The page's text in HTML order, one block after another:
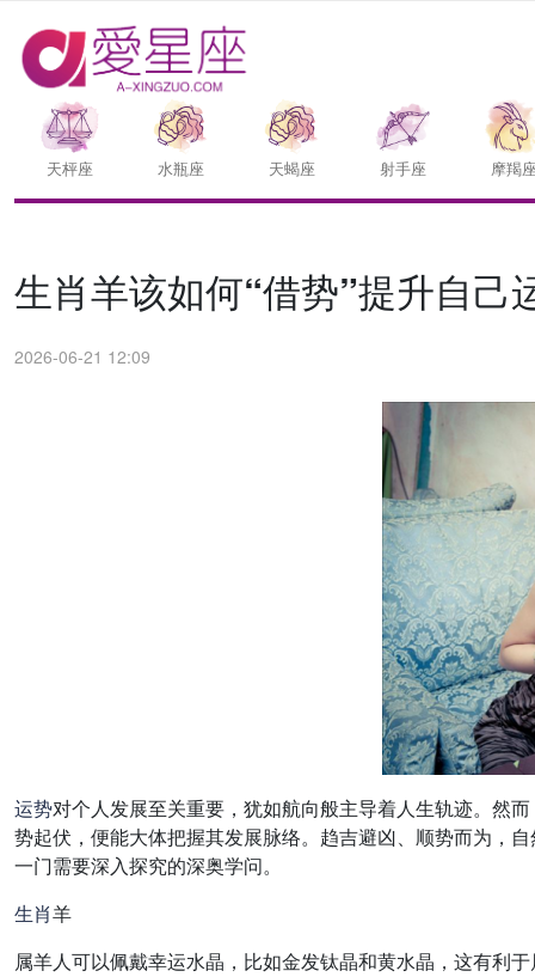
天枰座 水瓶座 天蝎座 射手座 摩羯
生肖羊该如何“借势”提升自己
2026-06-21 12:09
运势对个人发展至关重要，犹如航向般主导着人生轨迹。然
势起伏，便能大体把握其发展脉络。趋吉避凶、顺势而为，
一门需要深入探究的深奥学问。
生肖羊
属羊人可以佩戴幸运水晶，比如金发钛晶和黄水晶，这有利